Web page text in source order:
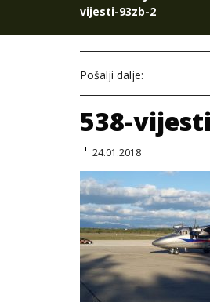
vijesti-93zb-2
Pošalji dalje:
538-
24.01.2018